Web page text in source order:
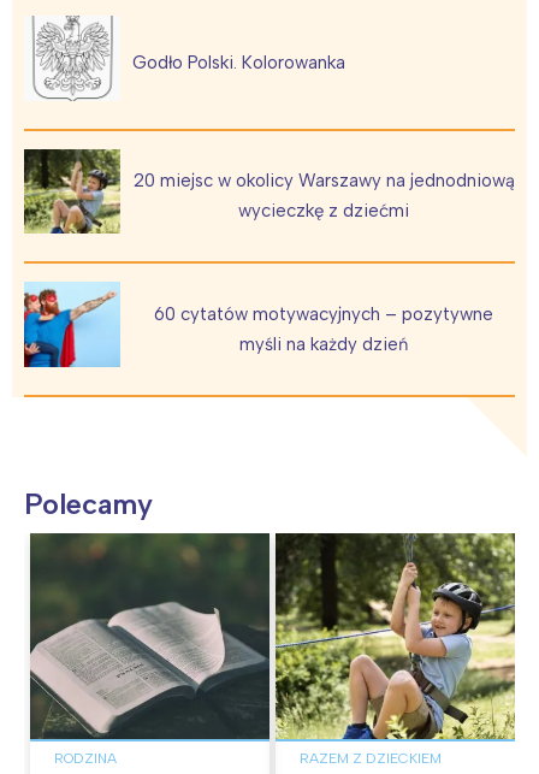
Godło Polski. Kolorowanka
20 miejsc w okolicy Warszawy na jednodniową
wycieczkę z dziećmi
60 cytatów motywacyjnych – pozytywne
myśli na każdy dzień
Polecamy
RODZINA RAZEM Z DZIECKIEM